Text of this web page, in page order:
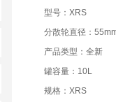
型号：XRS
分散轮直径：
产品类型：全新
罐容量：10L
规格：XRS